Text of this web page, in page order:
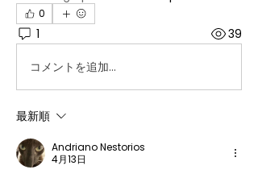
0
1 39
コメントを追加…
最新順
Andriano Nestorios
4月13日